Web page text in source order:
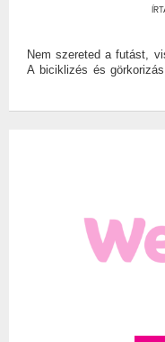
Nem szereted a futást,
A biciklizés és